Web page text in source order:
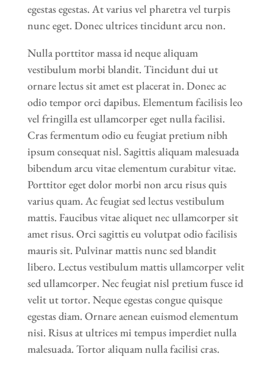
egestas egestas. At varius vel pharetra vel turpis
nunc eget. Donec ultrices tincidunt arcu non.
Nulla porttitor massa id neque aliquam
vestibulum morbi blandit. Tincidunt dui ut
ornare lectus sit amet est placerat in. Donec ac
odio tempor orci dapibus. Elementum facilisis leo
vel fringilla est ullamcorper eget nulla facilisi.
Cras fermentum odio eu feugiat pretium nibh
ipsum consequat nisl. Sagittis aliquam malesuada
bibendum arcu vitae elementum curabitur vitae.
Porttitor eget dolor morbi non arcu risus quis
varius quam. Ac feugiat sed lectus vestibulum
mattis. Faucibus vitae aliquet nec ullamcorper sit
amet risus. Orci sagittis eu volutpat odio facilisis
mauris sit. Pulvinar mattis nunc sed blandit
libero. Lectus vestibulum mattis ullamcorper velit
sed ullamcorper. Nec feugiat nisl pretium fusce id
velit ut tortor. Neque egestas congue quisque
egestas diam. Ornare aenean euismod elementum
nisi. Risus at ultrices mi tempus imperdiet nulla
malesuada. Tortor aliquam nulla facilisi cras.